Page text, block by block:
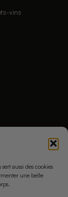
aussi des cookies
une belle
vins